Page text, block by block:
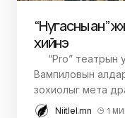
“Нугасны ан”
хийнэ
“Pro” театрын
Вампиловын
зохиолыг мета
Niitlel.mn 1